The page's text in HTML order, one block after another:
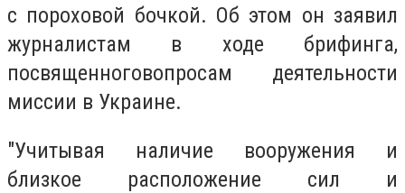
с пороховой бочкой. Об этом он заявил
журналистам в ходе брифинга,
посвященноговопросам деятельности
миссии в Украине.
"Учитывая наличие вооружения и
близкое расположение сил и